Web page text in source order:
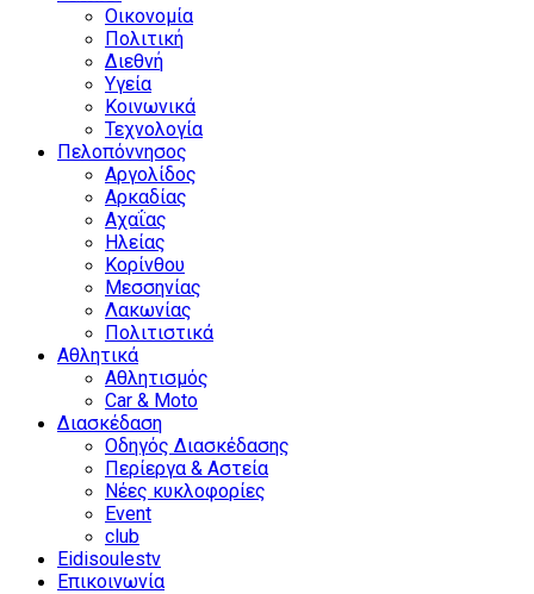
Οικονομία
Πολιτική
Διεθνή
Υγεία
Κοινωνικά
Τεχνολογία
Πελοπόννησος
Αργολίδος
Αρκαδίας
Αχαΐας
Ηλείας
Κορίνθου
Μεσσηνίας
Λακωνίας
Πολιτιστικά
Αθλητικά
Αθλητισμός
Car & Moto
Διασκέδαση
Οδηγός Διασκέδασης
Περίεργα & Αστεία
Νέες κυκλοφορίες
Event
club
Eidisoulestv
Επικοινωνία